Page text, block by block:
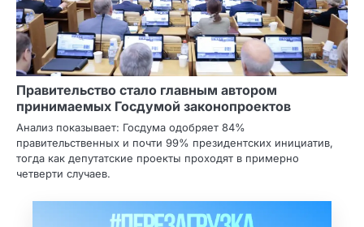
Правительство стало главным автором
принимаемых Госдумой законопроектов
Анализ показывает: Госдума одобряет 84%
правительственных и почти 99% президентских инициатив,
тогда как депутатские проекты проходят в примерно
четверти случаев.